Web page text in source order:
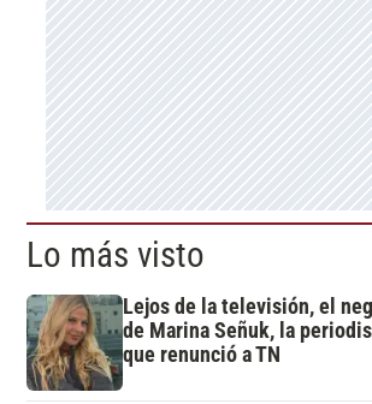
Lo más visto
Lejos de la televisión, el
de Marina Señuk, la
que renunció a TN